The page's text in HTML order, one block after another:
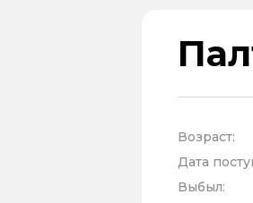
Возраст:
Дата
Выбыл: